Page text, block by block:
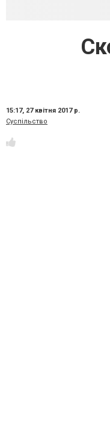
15:17, 27 квітня 2017 р.
Суспільство